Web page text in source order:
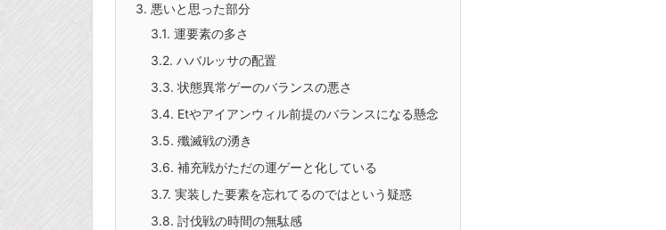
3. 悪いと思った部分
3.1. 運要素の多さ
3.2. ハバルッサの配置
3.3. 状態異常ゲーのバランスの悪さ
3.4. Etやアイアンウィル前提のバランスになる懸念
3.5. 殲滅戦の湧き
3.6. 補充戦がただの運ゲーと化している
3.7. 実装した要素を忘れてるのではという疑惑
3.8. 討伐戦の時間の無駄感